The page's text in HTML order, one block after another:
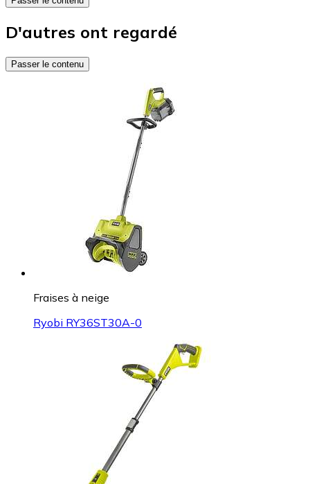
D'autres ont regardé
Passer le contenu
Fraises à neige
Ryobi RY36ST30A-0